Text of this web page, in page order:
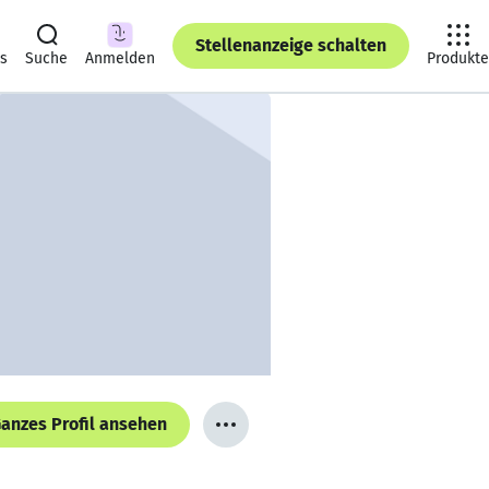
Suche Anmelden
Stellenanzeige schalten
Produkte
Profil ansehen